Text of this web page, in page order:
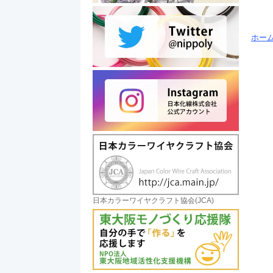
ホー
日本カラーワイヤクラフト協会(JCA)